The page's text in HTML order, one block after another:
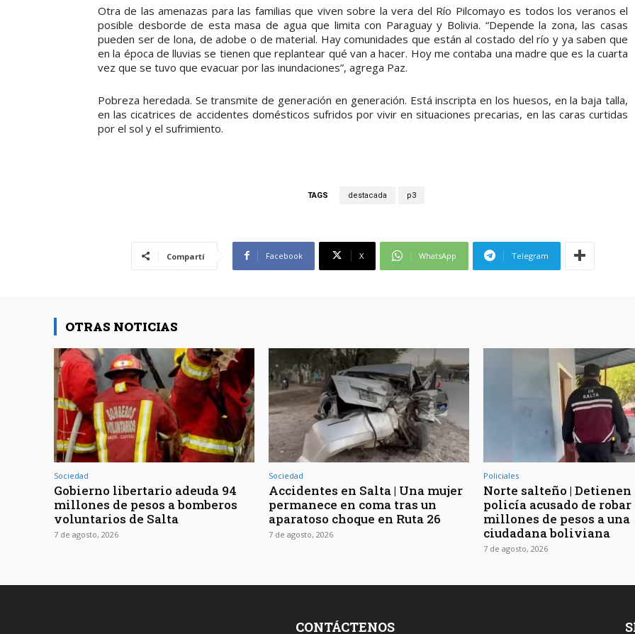
Otra de las amenazas para las familias que viven sobre la vera del Río Pilcomayo es todos los veranos el
posible desborde de esta masa de agua que limita con Paraguay y Bolivia. “Depende la zona, las casas
pueden ser de lona, de adobe o de material. Hay comunidades que están al costado del río y ya saben que
en la época de lluvias se tienen que replantear qué van a hacer. Hoy me contaba una madre que es la cuarta
vez que se tuvo que evacuar por las inundaciones”, agrega Paz.
Pobreza heredada. Se transmite de generación en generación. Está inscripta en los huesos, en la baja talla,
en las cicatrices de accidentes domésticos sufridos por vivir en situaciones precarias, en las caras curtidas
por el sol y el sufrimiento.
TAGS destacada p3
Compartí Facebook X WhatsApp Telegram
OTRAS NOTICIAS
Sociedad
Gobierno libertario adeuda 94
millones de pesos a bomberos
voluntarios de Salta
7 de agosto, 2026
Sociedad
Accidentes en Salta | Una mujer
permanece en coma tras un
aparatoso choque en Ruta 26
7 de agosto, 2026
Policiales
Norte salteño | Detienen
policía acusado de robar
millones de pesos a una
ciudadana boliviana
7 de agosto, 2026
CONTÁCTENOS